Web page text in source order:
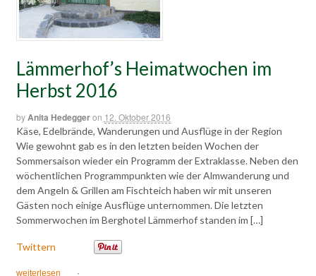
Lämmerhof’s Heimatwochen im
Herbst 2016
byAnita Hedeggeron 12. Oktober 2016
Käse, Edelbrände, Wanderungen und Ausflüge in der Region
Wie gewohnt gab es in den letzten beiden Wochen der
Sommersaison wieder ein Programm der Extraklasse. Neben den
wöchentlichen Programmpunkten wie der Almwanderung und
dem Angeln & Grillen am Fischteich haben wir mit unseren
Gästen noch einige Ausflüge unternommen. Die letzten
Sommerwochen im Berghotel Lämmerhof standen im […]
Twittern
weiterlesen ·